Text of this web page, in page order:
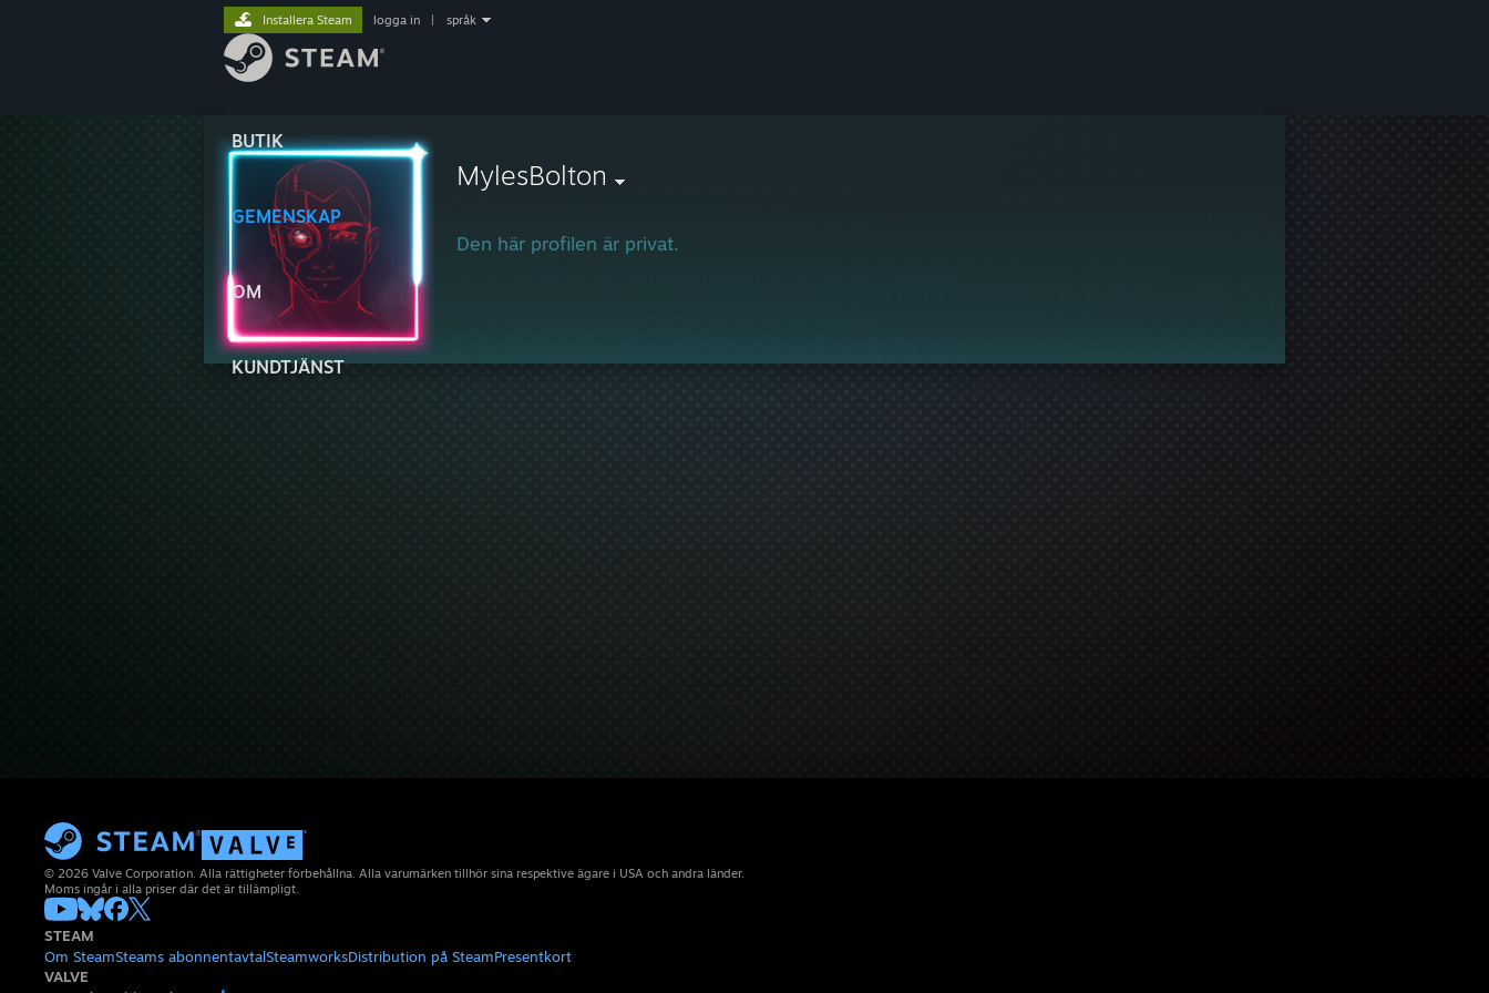
BUTIK
GEMENSKAP
OM
KUNDTJÄNST
Installera Steam logga in språk
MylesBolton
Den här profilen är privat.
© 2026 Valve Corporation. Alla rättigheter förbehållna. Alla varumärken tillhör sina respektive ägare i USA och andra länder.
Moms ingår i alla priser där det är tillämpligt.
STEAM
Om SteamSteams abonnentavtalSteamworksDistribution på SteamPresentkort
VALVE